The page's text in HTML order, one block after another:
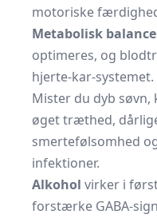
motoriske
Metabolisk
optimeres, og
hjerte-kar-systemet.
Mister du dyb
øget træthed,
smertefølsomhed
infektioner.
Alkohol virker i
forstærke GABA-